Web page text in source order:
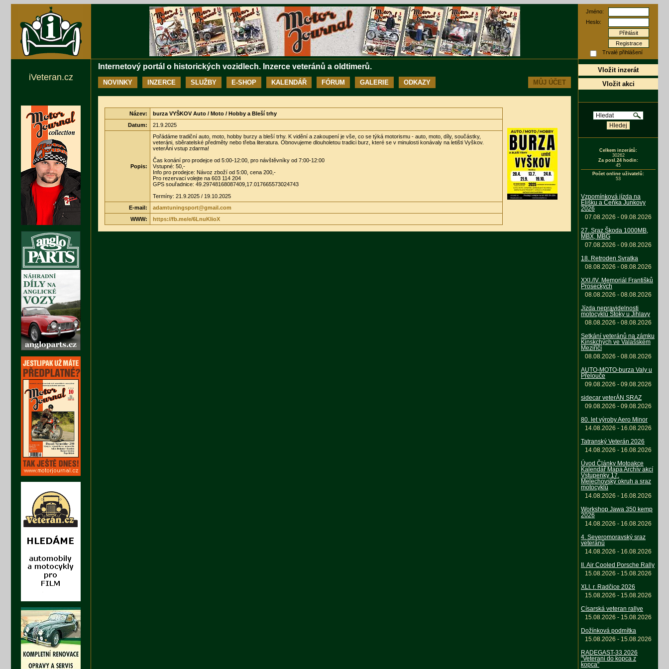
Internetový portál o historických vozidlech. Inzerce veteránů a oldtimerů.
NOVINKY INZERCE SLUŽBY E-SHOP KALENDÁŘ FÓRUM GALERIE ODKAZY MŮJ ÚČET
Název:
burza VYŠKOV Auto / Moto / Hobby a Bleší trhy
Datum:
21.9.2025
Popis:
Pořádáme tradiční auto, moto, hobby burzy a bleší trhy. K vidění a zakoupení je vše, co se týká motorismu - auto, moto, díly, součástky,
veteráni, sběratelské předměty nebo třeba literatura. Obnovujeme dlouholetou tradici burz, které se v minulosti konávaly na letišti Vyškov.
veterÁni vstup zdarma!
Čas konání pro prodejce od 5:00-12:00, pro návštěvníky od 7:00-12:00
Vstupné: 50,-
Info pro prodejce: Návoz zboží od 5:00, cena 200,-
Pro rezervaci volejte na 603 114 204
GPS souřadnice: 49.29748168087409,17.017665573024743
Termíny: 21.9.2025 / 19.10.2025
E-mail:
adamtuningsport@gmail.com
WWW:
https://fb.me/e/6LnuKIioX
Jméno:
Heslo:
Registrace
Trvalé přihlášení
Vložit inzerát
Vložit akci
Celkem inzerátů:
30262
Za posl.24 hodin:
45
Počet online uživatelů:
53
Vzpomínková jízda na
Elišku a Čeňka Junkovy
2026
07.08.2026 - 09.08.2026
27. Sraz Škoda 1000MB,
MBX, MBG
07.08.2026 - 09.08.2026
18. Retroden Svratka
08.08.2026 - 08.08.2026
XXI./IV. Memoriál Františků
Proseckých
08.08.2026 - 08.08.2026
Jízda nepravidelnosti
motocyklů Štoky u Jihlavy
08.08.2026 - 08.08.2026
Setkání veteránů na zámku
Kinskchých ve Valašském
Meziříčí
08.08.2026 - 08.08.2026
AUTO-MOTO-burza Valy u
Přelouče
09.08.2026 - 09.08.2026
sidecar veterÁN SRAZ
09.08.2026 - 09.08.2026
80. let výroby Aero Minor
14.08.2026 - 16.08.2026
Tatranský Veterán 2026
14.08.2026 - 16.08.2026
Úvod Články Motoakce
Kalendář Mapa Archív akcí
Vstupenky 17.
Melechovský okruh a sraz
motocyklů
14.08.2026 - 16.08.2026
Workshop Jawa 350 kemp
2026
14.08.2026 - 16.08.2026
4. Severomoravský sraz
veteránů
14.08.2026 - 16.08.2026
II. Air Cooled Porsche Rally
15.08.2026 - 15.08.2026
XLI. r. Radčice 2026
15.08.2026 - 15.08.2026
Císarská veteran rallye
15.08.2026 - 15.08.2026
Dožínková podmítka
15.08.2026 - 15.08.2026
RADEGAST-33 2026
"Veterani do kopca z
kopca"
iVeteran.cz